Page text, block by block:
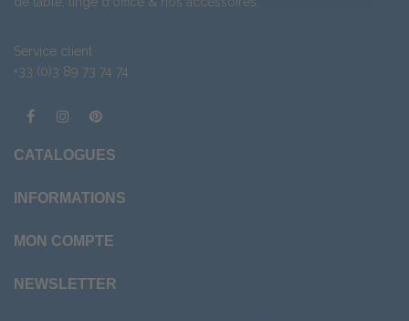
Service client
+33 (0)3 89 73 74 74
CATALOGUES
INFORMATIONS
MON COMPTE
NEWSLETTER